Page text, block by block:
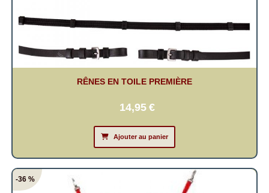
RÊNES EN TOILE PREMIÈRE
14,95 €
Ajouter au panier
-36 %